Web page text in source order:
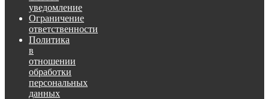
уведомление
Ограничение
ответственности
Политика
в
отношении
обработки
персональных
данных